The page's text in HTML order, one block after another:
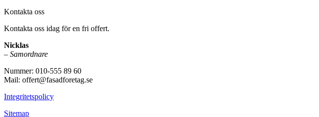
Kontakta oss
Kontakta oss idag för en fri offert.
Nicklas
– Samordnare
Nummer: 010-555 89 60
Mail: offert@fasadforetag.se
Integritetspolicy
Sitemap